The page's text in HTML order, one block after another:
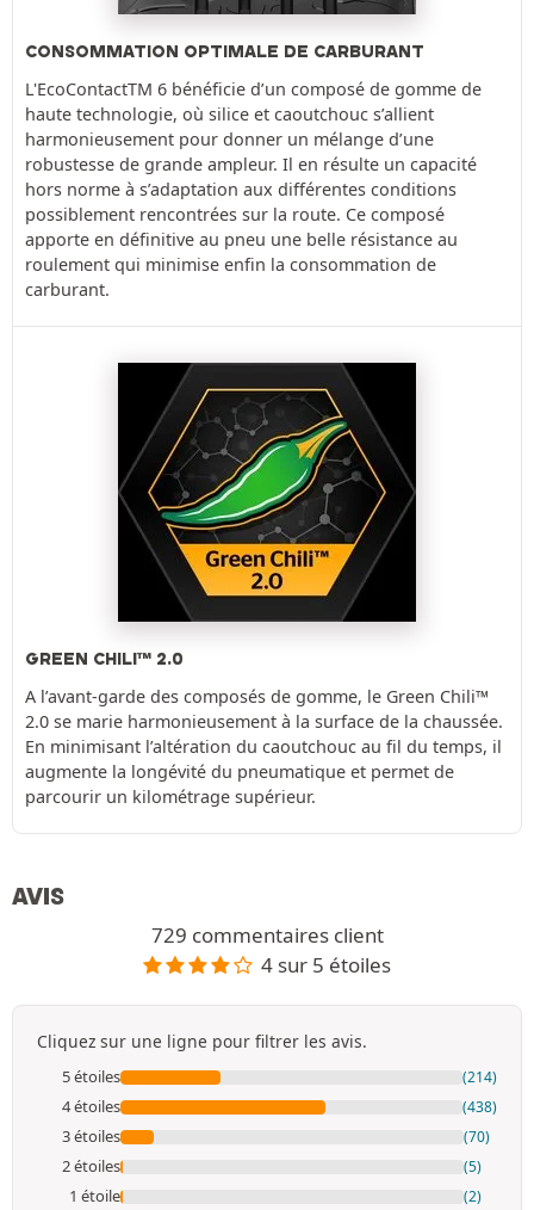
CONSOMMATION OPTIMALE DE CARBURANT
L'EcoContactTM 6 bénéficie d’un composé de gomme de
haute technologie, où silice et caoutchouc s’allient
harmonieusement pour donner un mélange d’une
robustesse de grande ampleur. Il en résulte un capacité
hors norme à s’adaptation aux différentes conditions
possiblement rencontrées sur la route. Ce composé
apporte en définitive au pneu une belle résistance au
roulement qui minimise enfin la consommation de
carburant.
GREEN CHILI™ 2.0
A l’avant-garde des composés de gomme, le Green Chili™
2.0 se marie harmonieusement à la surface de la chaussée.
En minimisant l’altération du caoutchouc au fil du temps, il
augmente la longévité du pneumatique et permet de
parcourir un kilométrage supérieur.
AVIS
729 commentaires client
4 sur 5 étoiles
Cliquez sur une ligne pour filtrer les avis.
5 étoiles (214)
4 étoiles (438)
3 étoiles (70)
2 étoiles (5)
1 étoile (2)